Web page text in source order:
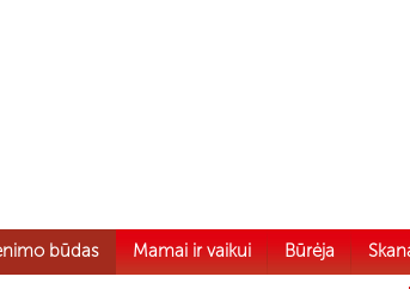
būdas Mamai ir vaikui Būrėja